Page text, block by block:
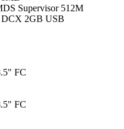
Supervisor 512M
DCX 2GB USB
FC
FC